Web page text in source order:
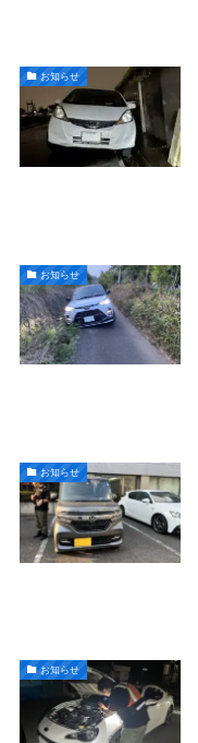
お知らせ
お知らせ
お知らせ
お知らせ